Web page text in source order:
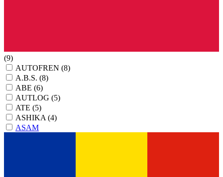
(9)
AUTOFREN (8)
A.B.S. (8)
ABE (6)
AUTLOG (5)
ATE (5)
ASHIKA (4)
ASAM